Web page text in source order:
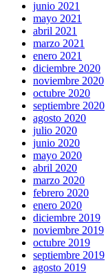
junio 2021
mayo 2021
abril 2021
marzo 2021
enero 2021
diciembre 2020
noviembre 2020
octubre 2020
septiembre 2020
agosto 2020
julio 2020
junio 2020
mayo 2020
abril 2020
marzo 2020
febrero 2020
enero 2020
diciembre 2019
noviembre 2019
octubre 2019
septiembre 2019
agosto 2019